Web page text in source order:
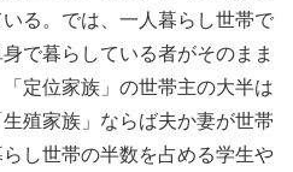
る。では、一人暮らし世帯で
で暮らしている者がそのまま
定位家族」の世帯主の大半は
殖家族」ならば夫か妻が世帯
し世帯の半数を占める学生や